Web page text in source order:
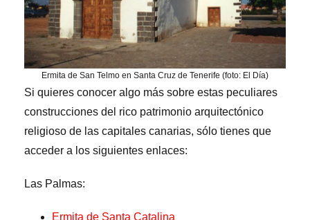
Ermita de San Telmo en Santa Cruz de Tenerife (foto: El Día)
Si quieres conocer algo más sobre estas peculiares
construcciones del rico patrimonio arquitectónico
religioso de las capitales canarias, sólo tienes que
acceder a los siguientes enlaces:
Las Palmas:
Ermita de Santa Catalina